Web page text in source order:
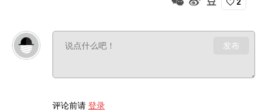
2
发布
评论前请 登录